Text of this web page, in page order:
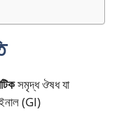
সমৃদ্ধ ঔষধ যা
(GI)